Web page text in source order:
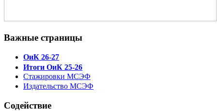
Важные страницы
ОиК 26-27
Итоги ОиК 25-26
Стажировки МСЭФ
Издательство МСЭФ
Содействие